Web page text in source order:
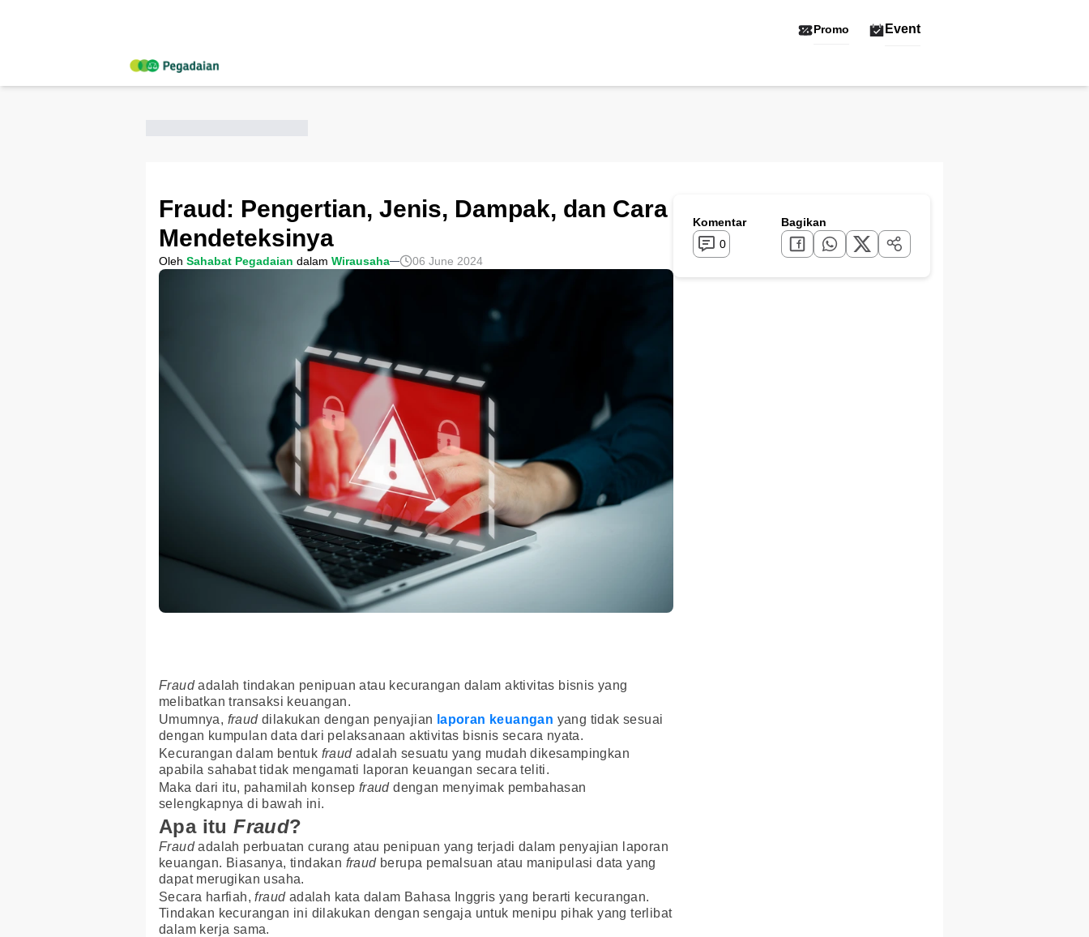
Promo Event
Fraud: Pengertian, Jenis, Dampak, dan Cara
Mendeteksinya
Oleh Sahabat Pegadaian dalam Wirausaha 06 June 2024
Fraudadalah tindakan penipuan atau kecurangan dalam aktivitas bisnis yang
melibatkan transaksi keuangan.
Umumnya, frauddilakukan dengan penyajian laporan keuangan yang tidak sesuai
dengan kumpulan data dari pelaksanaan aktivitas bisnis secara nyata.
Kecurangan dalam bentuk fraudadalah sesuatu yang mudah dikesampingkan
apabila sahabat tidak mengamati laporan keuangan secara teliti.
Maka dari itu, pahamilah konsep frauddengan menyimak pembahasan
selengkapnya di bawah ini.
Apa ituFraud?
Fraudadalah perbuatan curang atau penipuan yang terjadi dalam penyajian laporan
keuangan. Biasanya, tindakan fraudberupa pemalsuan atau manipulasi data yang
dapat merugikan usaha.
Secara harfiah,fraudadalah kata dalam Bahasa Inggris yang berarti kecurangan.
Tindakan kecurangan ini dilakukan dengan sengaja untuk menipu pihak yang terlibat
dalam kerja sama.
Komentar
0
Bagikan